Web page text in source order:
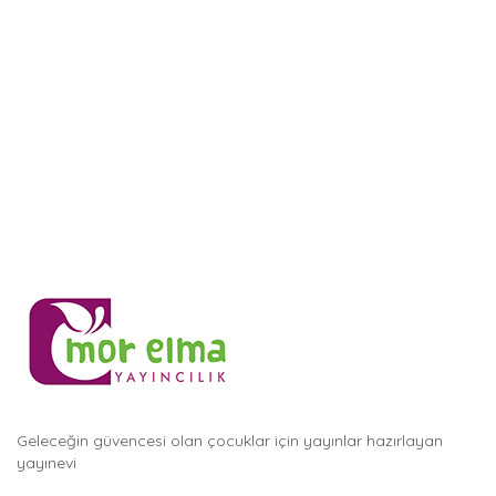
Geleceğin güvencesi olan çocuklar için yayınlar hazırlayan
yayınevi